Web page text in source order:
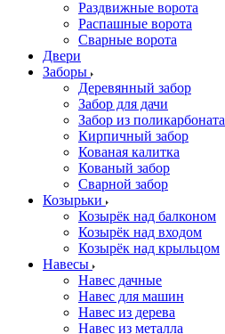
Раздвижные ворота
Распашные ворота
Сварные ворота
Двери
Заборы
Деревянный забор
Забор для дачи
Забор из поликарбоната
Кирпичный забор
Кованая калитка
Кованый забор
Сварной забор
Козырьки
Козырёк над балконом
Козырёк над входом
Козырёк над крыльцом
Навесы
Навес дачные
Навес для машин
Навес из дерева
Навес из металла